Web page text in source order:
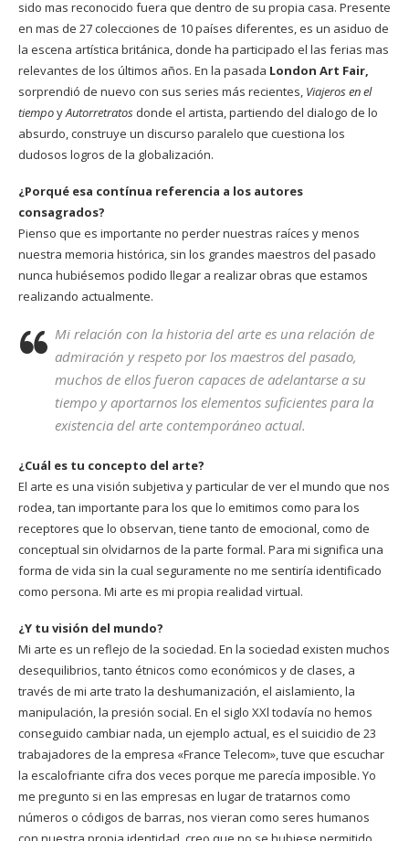
sido mas reconocido fuera que dentro de su propia casa. Presente
en mas de 27 colecciones de 10 países diferentes, es un asiduo de
la escena artística británica, donde ha participado el las ferias mas
relevantes de los últimos años. En la pasada London Art Fair,
sorprendió de nuevo con sus series más recientes, Viajeros en el
tiempoyAutorretratos donde el artista, partiendo del dialogo de lo
absurdo, construye un discurso paralelo que cuestiona los
dudosos logros de la globalización.
¿Porqué esa contínua referencia a los autores
consagrados?
Pienso que es importante no perder nuestras raíces y menos
nuestra memoria histórica, sin los grandes maestros del pasado
nunca hubiésemos podido llegar a realizar obras que estamos
realizando actualmente.
Mi relación con la historia del arte es una relación de
admiración y respeto por los maestros del pasado,
muchos de ellos fueron capaces de adelantarse a su
tiempo y aportarnos los elementos suficientes para la
existencia del arte contemporáneo actual.
¿Cuál es tu concepto del arte?
El arte es una visión subjetiva y particular de ver el mundo que nos
rodea, tan importante para los que lo emitimos como para los
receptores que lo observan, tiene tanto de emocional, como de
conceptual sin olvidarnos de la parte formal. Para mi significa una
forma de vida sin la cual seguramente no me sentiría identificado
como persona. Mi arte es mi propia realidad virtual.
¿Y tu visión del mundo?
Mi arte es un reflejo de la sociedad. En la sociedad existen muchos
desequilibrios, tanto étnicos como económicos y de clases, a
través de mi arte trato la deshumanización, el aislamiento, la
manipulación, la presión social. En el siglo XXl todavía no hemos
conseguido cambiar nada, un ejemplo actual, es el suicidio de 23
trabajadores de la empresa «France Telecom», tuve que escuchar
la escalofriante cifra dos veces porque me parecía imposible. Yo
me pregunto si en las empresas en lugar de tratarnos como
números o códigos de barras, nos vieran como seres humanos